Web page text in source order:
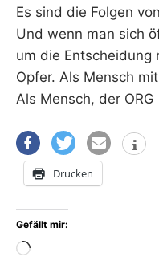
Es sind die Folgen
Und wenn man sich
um die Entscheidung
Opfer. Als Mensch
Als Mensch, der
Drucken
Gefällt mir:
Wird